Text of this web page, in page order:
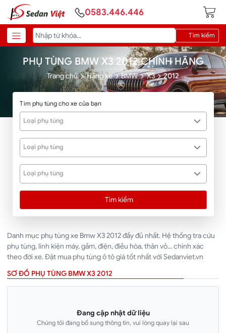
0583.446.446
Tìm kiếm
PHỤ TÙNG BMW X3 2012 CHÍNH HÃNG
Trang chủ Hãng xe BMW X3 2012
Tìm phụ tùng cho xe của bạn
Loại phụ tùng
Loại phụ tùng
Loại phụ tùng
Tìm kiếm
Danh mục phụ tùng xe Bmw X3 2012 đầy đủ nhất. Hệ thống tra cứu
phụ tùng, linh kiện máy, gầm, điện, điều hòa, thân vỏ... chính xác
theo đời xe. Đặt mua phụ tùng ô tô giá tốt nhất với Sedanviet.vn
SƠ ĐỒ PHỤ TÙNG BMW X3 2012
Đang cập nhật dữ liệu
Chúng tôi đang bổ sung thông tin, vui lòng quay lại sau